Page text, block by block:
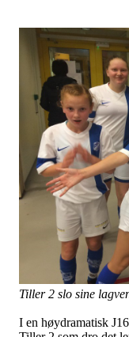
Tiller 2 slo sine
I en høydramatisk